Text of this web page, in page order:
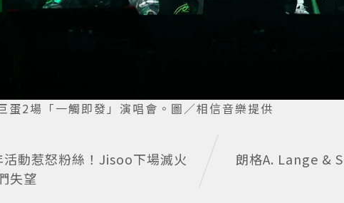
蛋2場「一觸即發」演唱會。圖／相信音樂提供
動惹怒粉絲！Jisoo下場滅火
失望
朗格A. Lange &